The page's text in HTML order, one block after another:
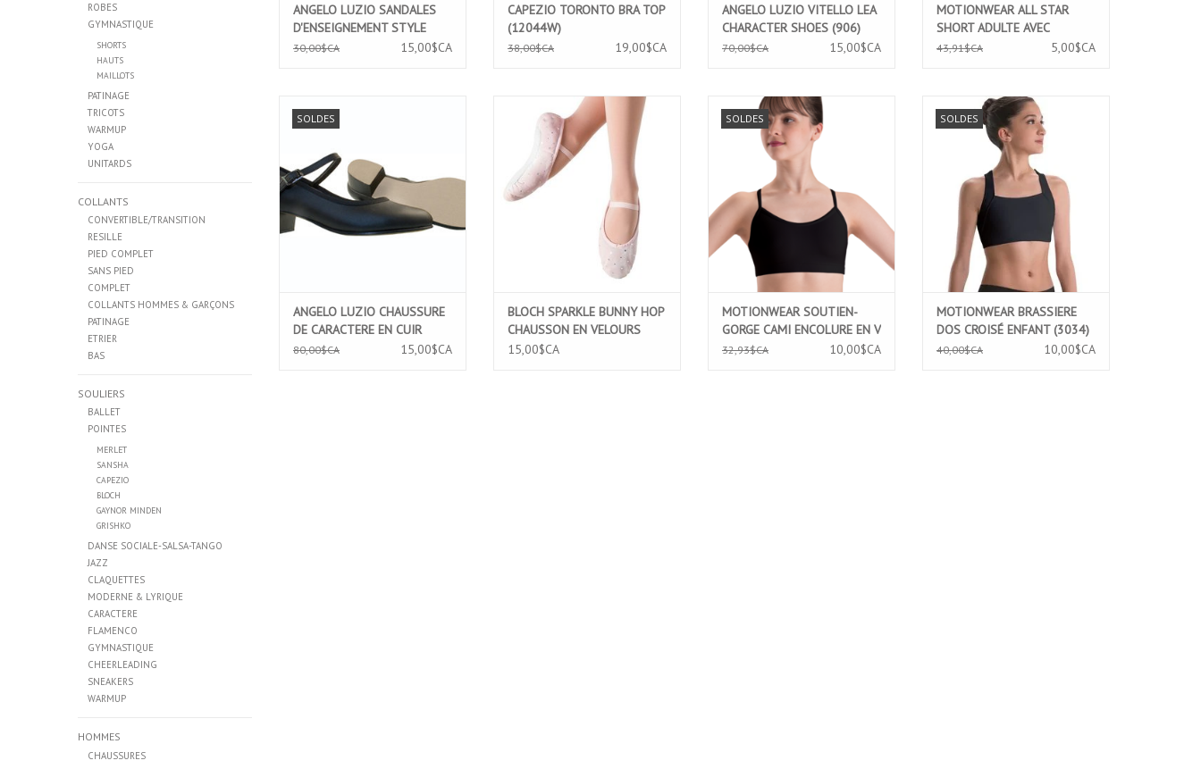
ROBES
GYMNASTIQUE
SHORTS
HAUTS
MAILLOTS
PATINAGE
TRICOTS
WARMUP
YOGA
UNITARDS
COLLANTS
CONVERTIBLE/TRANSITION
RESILLE
PIED COMPLET
SANS PIED
COMPLET
COLLANTS HOMMES & GARÇONS
PATINAGE
ETRIER
BAS
SOULIERS
BALLET
POINTES
MERLET
SANSHA
CAPEZIO
BLOCH
GAYNOR MINDEN
GRISHKO
DANSE SOCIALE-SALSA-TANGO
JAZZ
CLAQUETTES
MODERNE & LYRIQUE
CARACTERE
FLAMENCO
GYMNASTIQUE
CHEERLEADING
SNEAKERS
WARMUP
HOMMES
CHAUSSURES
ANGELO LUZIO SANDALES
D'ENSEIGNEMENT STYLE
GREC (HO9)
30,00$CA 15,00$CA
CAPEZIO TORONTO BRA TOP
(12044W)
38,00$CA 19,00$CA
ANGELO LUZIO VITELLO LEA
CHARACTER SHOES (906)
70,00$CA 15,00$CA
MOTIONWEAR ALL STAR
SHORT ADULTE AVEC
ENTREJAMBE PLUS LONG
43,91$CA 5,00$CA
SOLDES
CARACTERE EN CUIR ENFANT (301C)
AJOUTER AU PANIER
ANGELO LUZIO CHAUSSURE
DE CARACTERE EN CUIR
ENFANT (301C)
80,00$CA 15,00$CA
BLOCH SPARKLE BUNNY HOP
CHAUSSON EN VELOURS
(SO225GV)
BLOCH SPARKLE BUNNY HOP
CHAUSSON EN VELOURS
(SO225GV)
15,00$CA
SOLDES
MOTIONWEAR SOUTIEN-GORGE
CAMI ENCOLURE EN V (3294)
AJOUTER AU PANIER
MOTIONWEAR SOUTIEN-
GORGE CAMI ENCOLURE EN V
(3294)
32,93$CA 10,00$CA
SOLDES
MOTIONWEAR BRASSIERE DOS
CROISÉ ENFANT (3034)
AJOUTER AU PANIER
MOTIONWEAR BRASSIERE
DOS CROISÉ ENFANT (3034)
40,00$CA 10,00$CA